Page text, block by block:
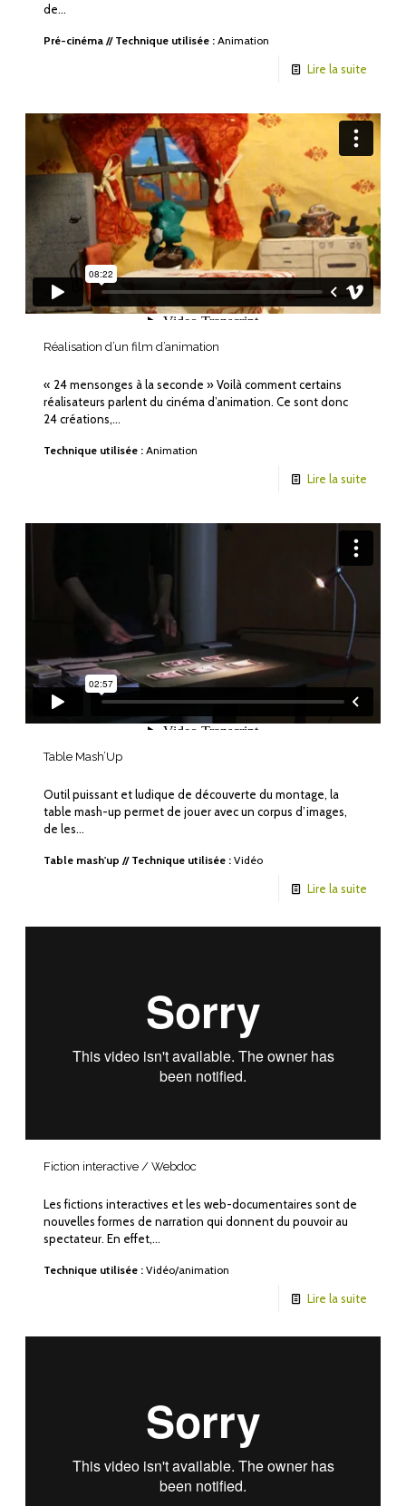
de…
Pré-cinéma // Technique utilisée : Animation
Lire la suite
Réalisation d’un film d’animation
« 24 mensonges à la seconde » Voilà comment certains
réalisateurs parlent du cinéma d’animation. Ce sont donc
24 créations,…
Technique utilisée : Animation
Lire la suite
Table Mash’Up
Outil puissant et ludique de découverte du montage, la
table mash-up permet de jouer avec un corpus d’images,
de les…
Table mash'up // Technique utilisée : Vidéo
Lire la suite
Fiction interactive / Webdoc
Les fictions interactives et les web-documentaires sont de
nouvelles formes de narration qui donnent du pouvoir au
spectateur. En effet,…
Technique utilisée : Vidéo/animation
Lire la suite